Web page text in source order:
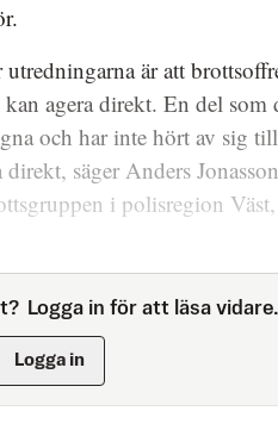
är att
agera direkt. En del som
och har inte hört av sig
säger Anders
i polisregion
Logga in för att läsa vidare.
Logga in